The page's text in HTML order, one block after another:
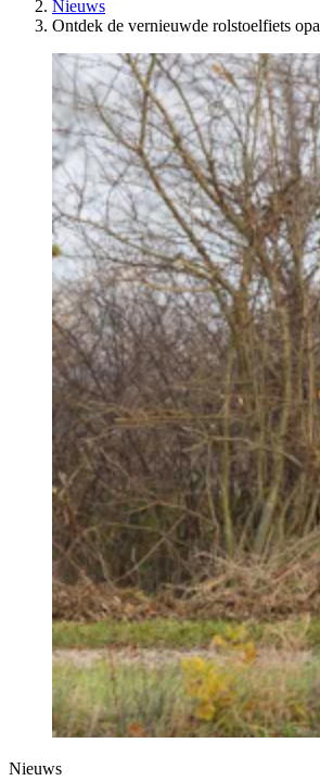
Nieuws
Ontdek de vernieuwde rolstoelfiets
Nieuws